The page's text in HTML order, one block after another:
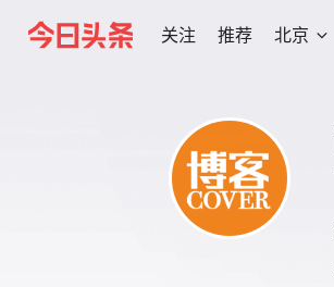
关注 推荐 北京